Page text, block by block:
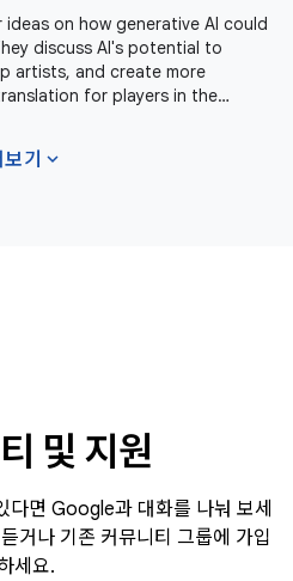
on how generative AI could
discuss AI's potential to
artists, and create more
for players in the
기 expand_more
및 지원
다면 Google과 대화를 나눠 보세
거나 기존 커뮤니티 그룹에 가입
세요.